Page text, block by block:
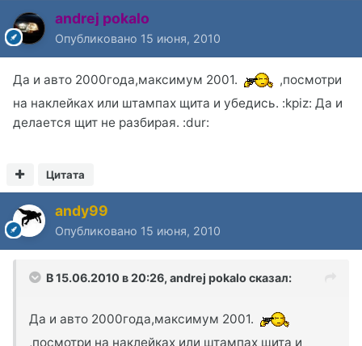
andrej pokalo
Опубликовано 15 июня, 2010
Да и авто 2000года,максимум 2001.
,посмотри
на наклейках или штампах щита и убедись. :kpiz: Да и
делается щит не разбирая. :dur:
Цитата
andy99
Опубликовано 15 июня, 2010
В 15.06.2010 в 20:26, andrej pokalo сказал:
Да и авто 2000года,максимум 2001.
,посмотри на наклейках или штампах щита и